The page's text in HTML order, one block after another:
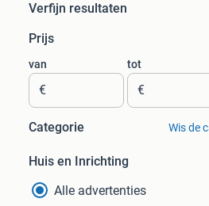
Verfijn resultaten
Prijs
van
€
tot
€
Categorie Wis de
Huis en Inrichting
Alle advertenties